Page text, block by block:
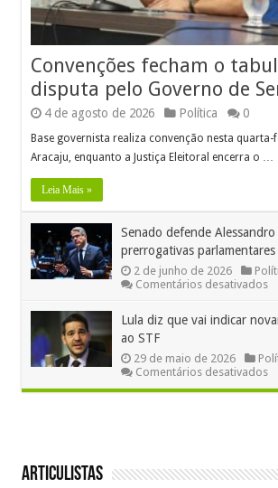
Convenções fecham o
disputa pelo Governo de
4 de agosto de 2026 Política 0
Base governista realiza convenção nesta quarta-
Aracaju, enquanto a Justiça Eleitoral encerra o …
Leia Mais »
Senado defende
prerrogativas parlamentares
2 de junho de 2026
Comentários desativadosem
e
Lula diz que vai indicar
ao STF
29 de maio de 2026
Comentários desativadosem
Articulistas